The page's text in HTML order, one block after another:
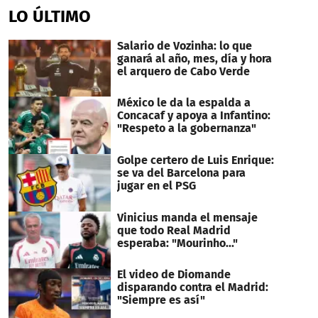
of
34
LO ÚLTIMO
Salario de Vozinha: lo que
ganará al año, mes, día y hora
el arquero de Cabo Verde
México le da la espalda a
Concacaf y apoya a Infantino:
"Respeto a la gobernanza"
Golpe certero de Luis Enrique:
se va del Barcelona para
jugar en el PSG
Vinicius manda el mensaje
que todo Real Madrid
esperaba: "Mourinho..."
El video de Diomande
disparando contra el Madrid:
"Siempre es así"